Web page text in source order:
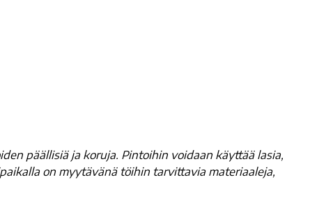
päällisiä ja koruja. Pintoihin voidaan käyttää lasia,
on myytävänä töihin tarvittavia materiaaleja,